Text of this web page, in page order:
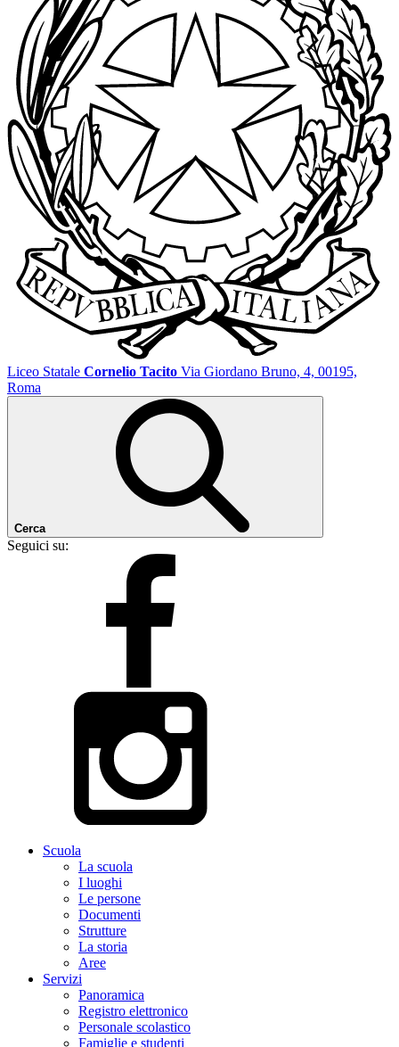
Liceo Statale Cornelio Tacito Via Giordano Bruno, 4, 00195,
Roma
Cerca
Seguici su:
Scuola
La scuola
I luoghi
Le persone
Documenti
Strutture
La storia
Aree
Servizi
Panoramica
Registro elettronico
Personale scolastico
Famiglie e studenti